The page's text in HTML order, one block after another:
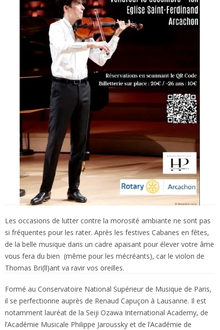
Les occasions de lutter contre la morosité ambiante ne sont pas
si fréquentes pour les rater. Après les festives Cabanes en fêtes,
de la belle musique dans un cadre apaisant pour élever votre âme
vous fera du bien (même pour les mécréants), car le violon de
Thomas Bri(ll)ant va ravir vos oreilles.
Formé au Conservatoire National Supérieur de Musique de Paris,
il se perfectionne auprès de Renaud Capuçon à Lausanne. Il est
notamment lauréat de la Seiji Ozawa International Academy, de
l’Académie Musicale Philippe Jaroussky et de l’Académie de